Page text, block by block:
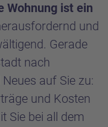
Wohnung ist ein
und
Gerade
nach
auf Sie zu:
und Kosten
Sie bei all dem